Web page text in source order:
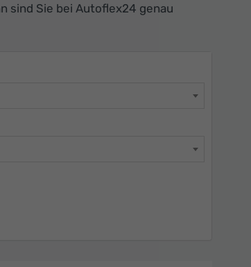
sind Sie bei Autoflex24 genau